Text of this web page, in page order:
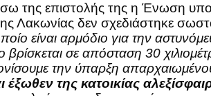
της επιστολής της η Ένωση
Λακωνίας δεν σχεδιάστηκε
είναι αρμόδιο για την
βρίσκεται σε απόσταση 30
την ύπαρξη
έξωθεν της κατοικίας